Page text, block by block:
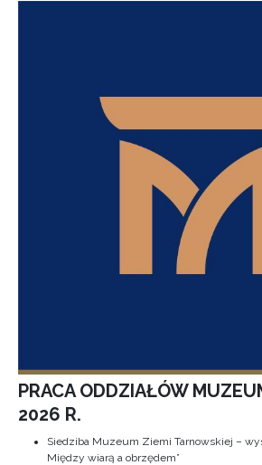
PRACA ODDZIAŁÓW
2026 R.
Siedziba Muzeum Ziemi Tarnowskiej –
Między wiarą a obrzędem”